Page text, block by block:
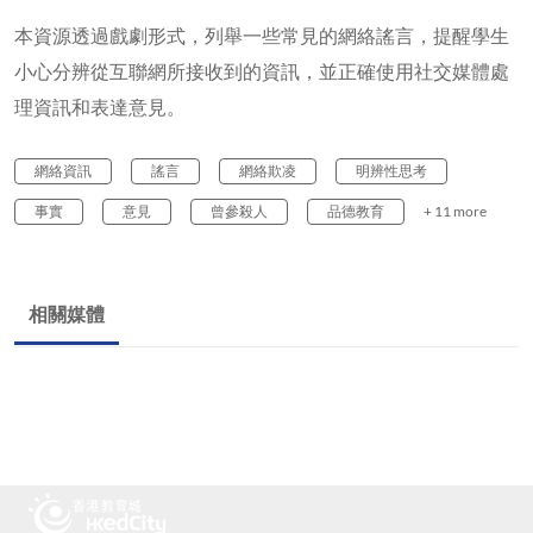
本資源透過戲劇形式，列舉一些常見的網絡謠言，提醒學生
小心分辨從互聯網所接收到的資訊，並正確使用社交媒體處
理資訊和表達意見。
網絡資訊 謠言 網絡欺凌 明辨性思考
事實 意見 曾參殺人 品德教育 + 11 more
相關媒體